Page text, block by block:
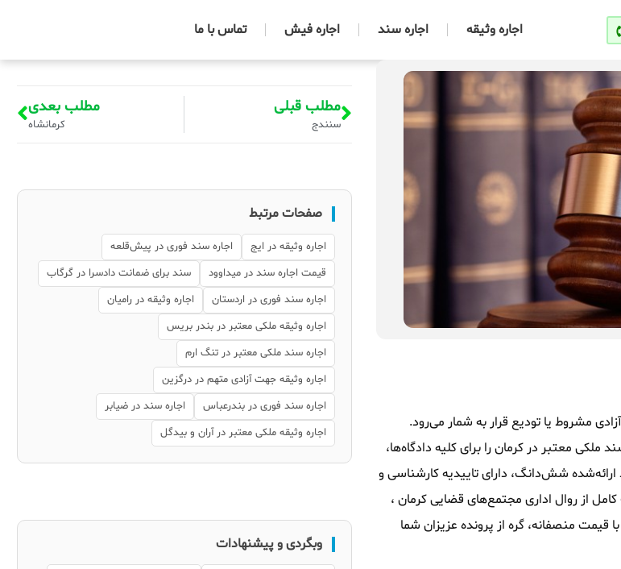
اجاره وثیقه اجاره سند اجاره فیش تماس با ما
مشروط یا تودیع قرار به شمار می‌رود.
معتبر در کرمان را برای کلیه دادگاه‌ها،
شش‌دانگ، دارای تاییدیه کارشناسی و
از روال اداری مجتمع‌های قضایی کرمان ،
قیمت منصفانه، گره از پرونده عزیزان شما
مطلب قبلی
سنندج
مطلب بعدی
کرمانشاه
صفحات مرتبط
اجاره وثیقه در ایج
اجاره سند فوری در پیش‌قلعه
قیمت اجاره سند در میداوود
سند برای ضمانت دادسرا در گرگاب
اجاره سند فوری در اردستان
اجاره وثیقه در رامیان
اجاره وثیقه ملکی معتبر در بندر بریس
اجاره سند ملکی معتبر در تنگ ارم
اجاره وثیقه جهت آزادی متهم در درگزین
اجاره سند فوری در بندرعباس
اجاره سند در ضیابر
اجاره وثیقه ملکی معتبر در آران و بیدگل
وبگردی و پیشنهادات